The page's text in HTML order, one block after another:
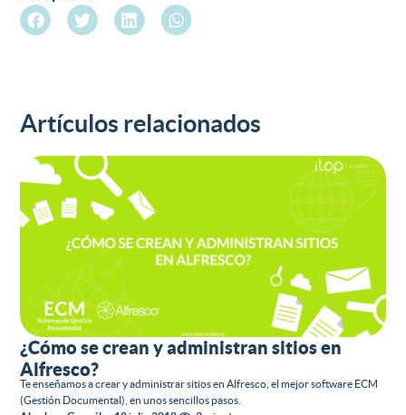
Artículos relacionados
¿Cómo se crean y administran sitios en
Alfresco?
Te enseñamos a crear y administrar sitios en Alfresco, el mejor software ECM
(Gestión Documental), en unos sencillos pasos.